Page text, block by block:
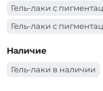
Гель-лаки с
Гель-лаки с
зависимости от длины
Наличие
Гель-лаки в наличии